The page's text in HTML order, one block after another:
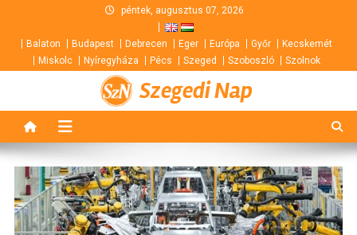
content
péntek, augusztus 07, 2026
Balaton Budapest Debrecen Eger Európa Győr
Kecskemét
Miskolc
Nyíregyháza Pécs Szeged Szoboszló Szolnok
Szegedi Nap